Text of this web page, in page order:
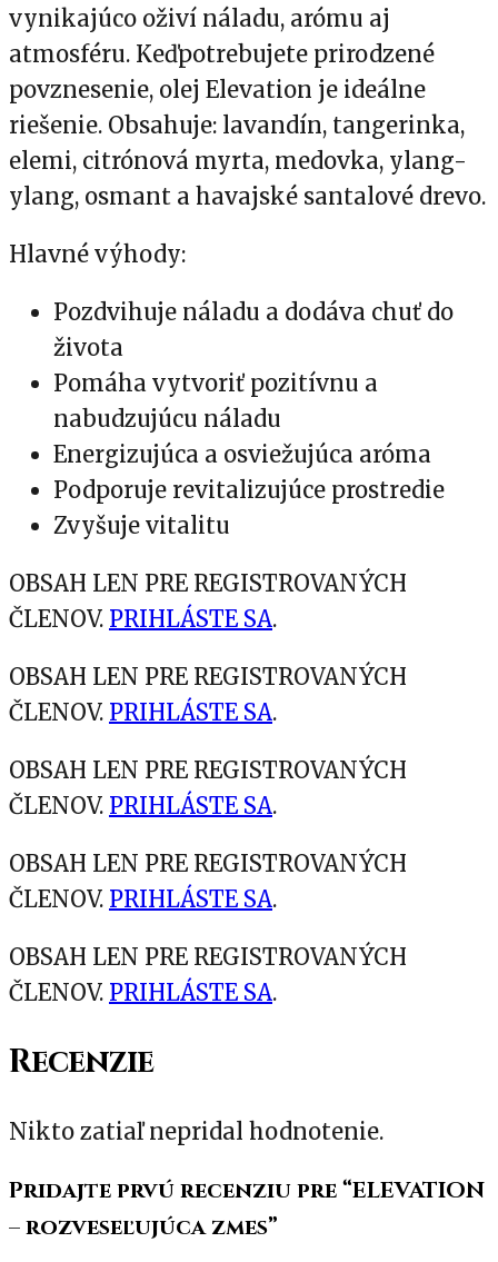
vynikajúco oživí náladu, arómu aj
atmosféru. Keďpotrebujete prirodzené
povznesenie, olej Elevation je ideálne
riešenie. Obsahuje: lavandín, tangerinka,
elemi, citrónová myrta, medovka, ylang-
ylang, osmant a havajské santalové drevo.
Hlavné výhody:
Pozdvihuje náladu a dodáva chuť do
života
Pomáha vytvoriť pozitívnu a
nabudzujúcu náladu
Energizujúca a osviežujúca aróma
Podporuje revitalizujúce prostredie
Zvyšuje vitalitu
OBSAH LEN PRE REGISTROVANÝCH
ČLENOV. PRIHLÁSTE SA.
OBSAH LEN PRE REGISTROVANÝCH
ČLENOV. PRIHLÁSTE SA.
OBSAH LEN PRE REGISTROVANÝCH
ČLENOV. PRIHLÁSTE SA.
OBSAH LEN PRE REGISTROVANÝCH
ČLENOV. PRIHLÁSTE SA.
OBSAH LEN PRE REGISTROVANÝCH
ČLENOV. PRIHLÁSTE SA.
Recenzie
Nikto zatiaľ nepridal hodnotenie.
Pridajte prvú recenziu pre “ELEVATION
– rozveseľujúca zmes”